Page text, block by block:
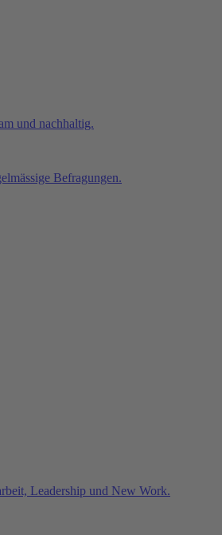
und nachhaltig.
Befragungen.
Leadership und New Work.